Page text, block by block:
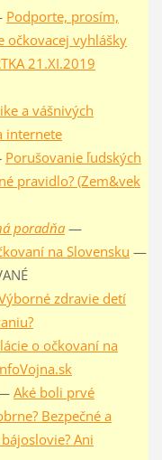
Podporte, prosím,
vyhlášky
21.XI.2019
a vášnivých
internete
Porušovanie ľudských
pravidlo? (Zem&vek
poradňa—
na Slovensku —
zdravie detí
o očkovaní na
Aké boli prvé
Bezpečné a
Ani